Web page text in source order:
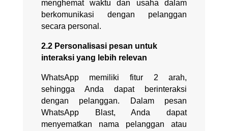
menghemat waktu dan usaha dalam
berkomunikasi dengan pelanggan
secara personal.
2.2 Personalisasi pesan untuk
interaksi yang lebih relevan
WhatsApp memiliki fitur 2 arah,
sehingga Anda dapat berinteraksi
dengan pelanggan. Dalam pesan
WhatsApp Blast, Anda dapat
menyematkan nama pelanggan atau